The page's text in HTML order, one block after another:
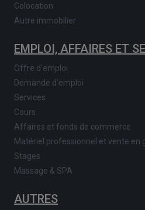
Colocation
Autre immobilier
EMPLOI, AFFAIRES ET
Offre d'emploi
Demande d'emploi
Services
Cours
Affaires et fonds de commerce
Matériel professionnel et vente en
Stages
Massage & SPA
AUTRES